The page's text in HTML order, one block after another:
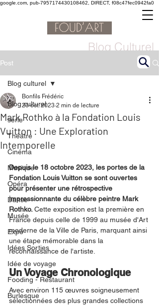
google.com, pub-7957174430108462, DIRECT, f08c47fec0942fa0
Blog Culturel
Post
Blog culturel
serie
Théâtre
Cinéma
Musique
Opéra
Danse
Musée
Expo
Idées Sorties
Idée de voyage
Fooding - Restaurant
Burlesque
Blog culturel
Mark Rothko à la Fondation Louis
Vuitton : Une Exploration
Intemporelle
Bonfils Frédéric
20 oct. 2023 2 min de lecture
Depuis le 18 octobre 2023, les portes de la
Fondation Louis Vuitton se sont ouvertes
pour présenter une rétrospective
impressionnante du célèbre peintre Mark
Rothko. Cette exposition est la première en
France depuis celle de 1999 au musée d'Art
moderne de la Ville de Paris, marquant ainsi
une étape mémorable dans la
reconnaissance de l'artiste.
Un Voyage Chronologique
Avec environ 115 œuvres soigneusement
sélectionnées des plus grandes collections